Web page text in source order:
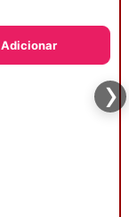
Adicionar
›